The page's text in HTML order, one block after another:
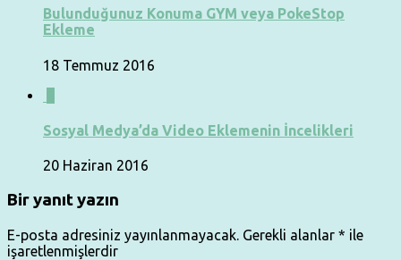
Bulunduğunuz Konuma GYM veya PokeStop
Ekleme
18 Temmuz 2016
Sosyal Medya’da Video Eklemenin İncelikleri
20 Haziran 2016
Bir yanıt yazın
E-posta adresiniz yayınlanmayacak. Gerekli alanlar * ile
işaretlenmişlerdir